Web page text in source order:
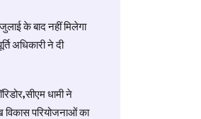
के बाद नहीं मिलेगा
अधिकारी ने दी
धामी ने
परियोजनाओं का